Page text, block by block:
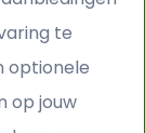
te
optionele
op jouw